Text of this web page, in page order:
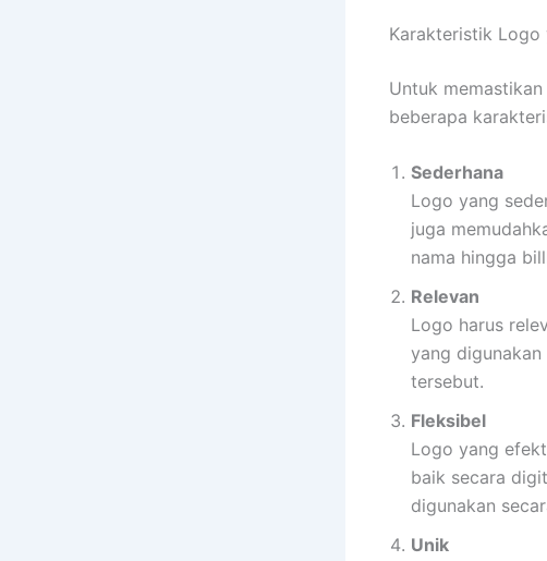
Karakteristik
Untuk
beberapa
Sederhana
Logo yang
juga
nama hingga
Relevan
Logo harus
yang
tersebut.
Fleksibel
Logo yang
baik secara
digunakan
Unik